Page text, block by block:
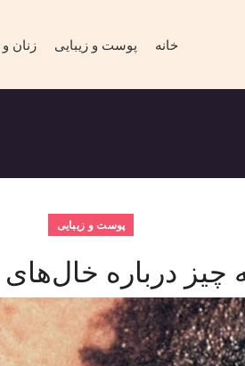
خانه پوست و زیبایی زنان
پوست و زیبایی
چیز درباره